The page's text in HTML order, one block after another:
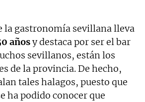
la gastronomía sevillana lleva
añosy destaca por ser el bar
sevillanos, están los
de la provincia. De hecho,
tales halagos, puesto que
ha podido conocer que